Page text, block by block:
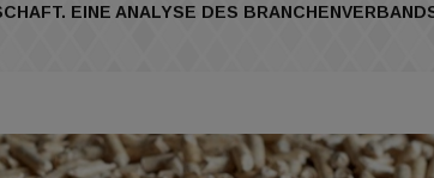
EINE ANALYSE DES